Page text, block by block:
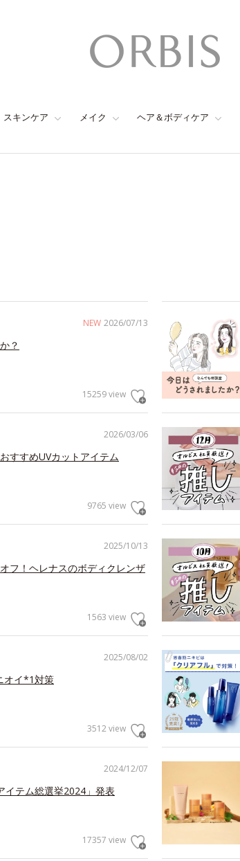
スキンケア メイク ヘア＆ボディケア
NEW 2026/07/13
？
15259 view
2026/03/06
すすめUVカットアイテム
9765 view
2025/10/13
フ！ヘレナスのボディクレンザ
1563 view
2025/08/02
オイ*1対策
3512 view
2024/12/07
イテム総選挙2024」発表
17357 view